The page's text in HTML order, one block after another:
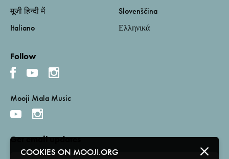
COOKIES ON MOOJI.ORG
मूजी हिन्दी में
Italiano
Slovenščina
Ελληνικά
Follow
Mooji Mala Music
Get email updates